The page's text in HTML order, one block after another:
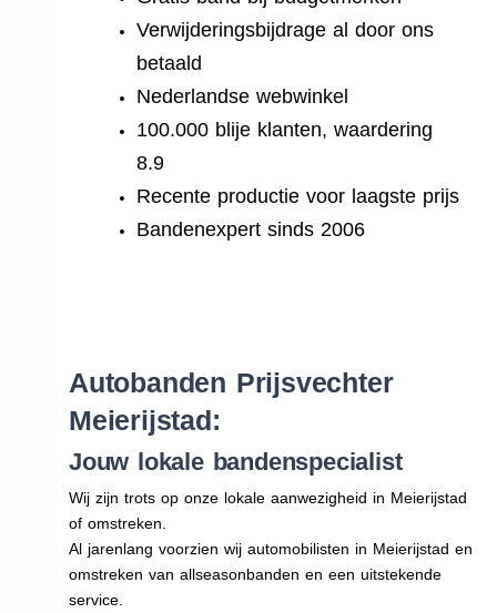
Verwijderingsbijdrage al door ons
betaald
Nederlandse webwinkel
100.000 blije klanten, waardering
8.9
Recente productie voor laagste prijs
Bandenexpert sinds 2006
Autobanden Prijsvechter
Meierijstad:
Jouw lokale bandenspecialist
Wij zijn trots op onze lokale aanwezigheid in Meierijstad
of omstreken.
Al jarenlang voorzien wij automobilisten in Meierijstad en
omstreken van allseasonbanden en een uitstekende
service.